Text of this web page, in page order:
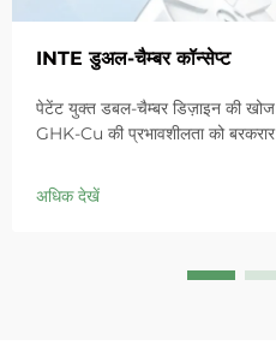
INTE डुअल-चैम्बर कॉन्सेप्ट
पेटेंट युक्त डबल-चैम्बर डिज़ाइन की
GHK-Cu की प्रभावशीलता को
आज ही 'स्मॉल ब्लू चैम्बर' समाधान
अधिक देखें